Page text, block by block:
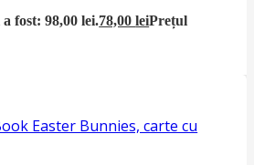
fost: 98,00 lei.78,00leiPrețul
Easter Bunnies, carte cu